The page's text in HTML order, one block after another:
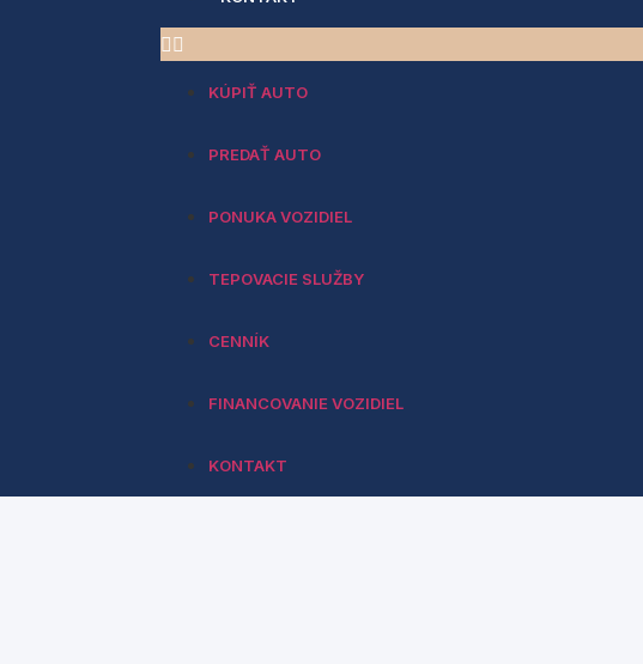
KÚPIŤ AUTO
PREDAŤ AUTO
PONUKA VOZIDIEL
TEPOVACIE SLUŽBY
CENNÍK
FINANCOVANIE VOZIDIEL
KONTAKT